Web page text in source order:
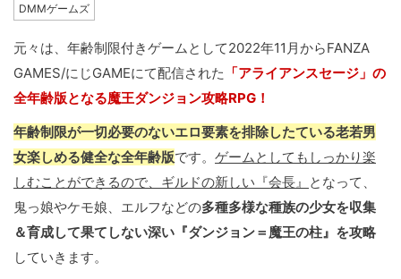
DMMゲームズ
元々は、年齢制限付きゲームとして2022年11月からFANZA
GAMES/にじGAMEにて配信された 「アライアンスセージ」の
全年齢版となる魔王ダンジョン攻略RPG！
年齢制限が一切必要のないエロ要素を排除したている老若男
女楽しめる健全な全年齢版です。 ゲームとしてもしっかり楽
しむことができるので、ギルドの新しい『会長』 となって、
鬼っ娘やケモ娘、エルフなどの多種多様な種族の少女を収集
＆育成して果てしない深い『ダンジョン＝魔王の柱』を攻略
していきます。